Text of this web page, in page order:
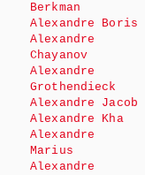
Berkman
Alexandre Boris
Alexandre
Chayanov
Alexandre
Grothendieck
Alexandre Jacob
Alexandre Kha
Alexandre
Marius
Alexandre